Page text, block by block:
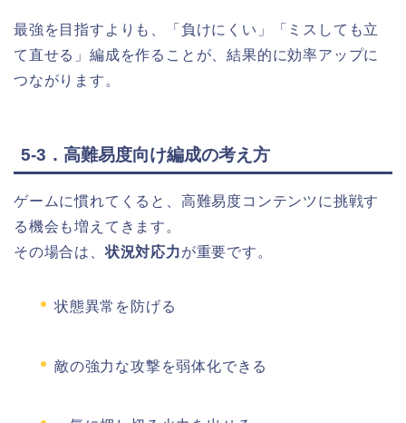
最強を目指すよりも、「負けにくい」「ミスしても立
て直せる」編成を作ることが、結果的に効率アップに
つながります。
5-3．高難易度向け編成の考え方
ゲームに慣れてくると、高難易度コンテンツに挑戦す
る機会も増えてきます。
その場合は、状況対応力が重要です。
状態異常を防げる
敵の強力な攻撃を弱体化できる